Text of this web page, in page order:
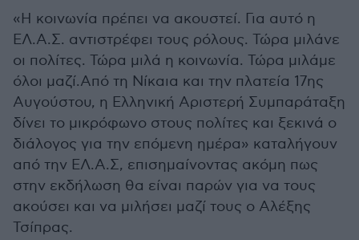
«Η κοινωνία πρέπει να ακουστεί. Για αυτό η
ΕΛ.Α.Σ. αντιστρέφει τους ρόλους. Τώρα μιλάνε
οι πολίτες. Τώρα μιλά η κοινωνία. Τώρα μιλάμε
όλοι μαζί.Από τη Νίκαια και την πλατεία 17ης
Αυγούστου, η Ελληνική Αριστερή Συμπαράταξη
δίνει το μικρόφωνο στους πολίτες και ξεκινά ο
διάλογος για την επόμενη ημέρα» καταλήγουν
από την ΕΛ.Α.Σ, επισημαίνοντας ακόμη πως
στην εκδήλωση θα είναι παρών για να τους
ακούσει και να μιλήσει μαζί τους ο Αλέξης
Τσίπρας.